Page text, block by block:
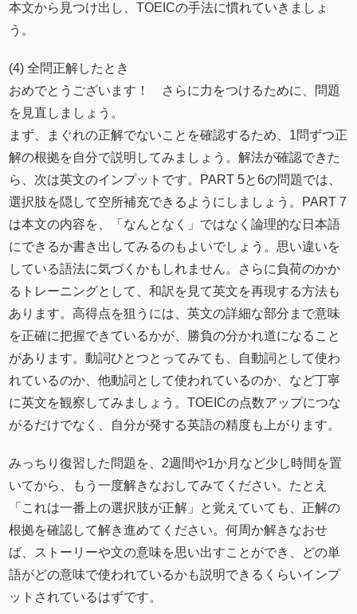
本文から見つけ出し、TOEICの手法に慣れていきましょ
う。
(4) 全問正解したとき
おめでとうございます！ さらに力をつけるために、問題
を見直しましょう。
まず、まぐれの正解でないことを確認するため、1問ずつ正
解の根拠を自分で説明してみましょう。解法が確認できた
ら、次は英文のインプットです。PART 5と6の問題では、
選択肢を隠して空所補充できるようにしましょう。PART 7
は本文の内容を、「なんとなく」ではなく論理的な日本語
にできるか書き出してみるのもよいでしょう。思い違いを
している語法に気づくかもしれません。さらに負荷のかか
るトレーニングとして、和訳を見て英文を再現する方法も
あります。高得点を狙うには、英文の詳細な部分まで意味
を正確に把握できているかが、勝負の分かれ道になること
があります。動詞ひとつとってみても、自動詞として使わ
れているのか、他動詞として使われているのか、など丁寧
に英文を観察してみましょう。TOEICの点数アップにつな
がるだけでなく、自分が発する英語の精度も上がります。
みっちり復習した問題を、2週間や1か月など少し時間を置
いてから、もう一度解きなおしてみてください。たとえ
「これは一番上の選択肢が正解」と覚えていても、正解の
根拠を確認して解き進めてください。何周か解きなおせ
ば、ストーリーや文の意味を思い出すことができ、どの単
語がどの意味で使われているかも説明できるくらいインプ
ットされているはずです。